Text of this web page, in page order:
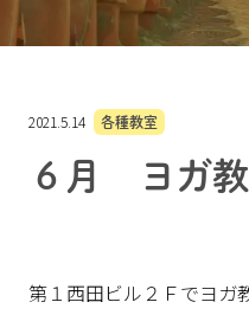
2021.5.14 各種教室
６月 ヨガ
第１西田ビル２Ｆでヨガ